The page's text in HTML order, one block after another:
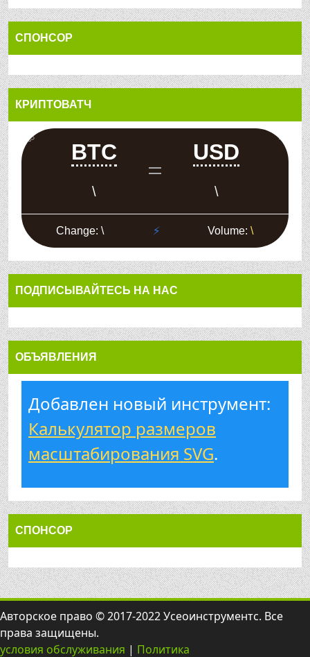
СПОНСОР
КРИПТОВАТЧ
ПОДПИСЫВАЙТЕСЬ НА НАС
ОБЪЯВЛЕНИЯ
Добавлен новый инструмент:
Калькулятор размеров
масштабирования SVG.
СПОНСОР
Авторское право © 2017-2022 Усеоинструментс. Все
права защищены.
условия обслуживания | Политика